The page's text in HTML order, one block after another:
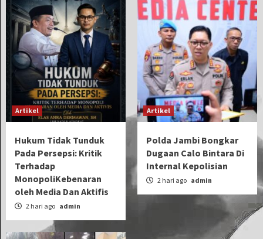
Artikel
Hukum Tidak Tunduk
Pada Persepsi: Kritik
Terhadap
MonopoliKebenaran
oleh Media Dan Aktifis
2 hari ago admin
Artikel
Polda Jambi Bongkar
Dugaan Calo Bintara Di
Internal Kepolisian
2 hari ago admin